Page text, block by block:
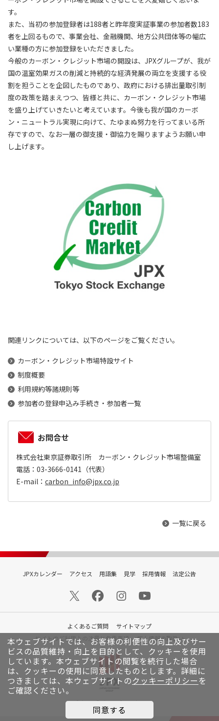
本ウェブサイトでは、お客様の利便性の向上及びサー
ビスの品質維持・向上を目的として、クッキーを使用
しています。 本ウェブサイトの閲覧を続行した場合
は、クッキーの使用に同意したものとします。詳細に
つきましては、本ウェブサイトのクッキーポリシー を
ご確認ください。
同意する
す。
また、当初の参加登録者は188者と昨年度実証事業の参加者数183
者を上回るもので、事業会社、金融機関、地方公共団体等の幅広
い業種の方に参加登録をいただきました。
今般のカーボン・クレジット市場の開設は、JPXグループが、我が
国の温室効果ガスの削減と持続的な経済発展の両立を支援する役
割を担うことを企図したものであり、政府における排出量取引制
度の政策を踏まえつつ、皆様と共に、カーボン・クレジット市場
を盛り上げていきたいと考えています。今後も我が国のカーボ
ン・ニュートラル実現に向けて、たゆまぬ努力を行ってまいる所
存ですので、なお一層の御支援・御協力を賜りますようお願い申
し上げます。
関連リンクについては、以下のページをご覧ください。
カーボン・クレジット市場特設サイト
制度概要
利用規約等諸規則等
参加者の登録申込み手続き・参加者一覧
お問合せ
株式会社東京証券取引所 カーボン・クレジット市場整備室
電話：03-3666-0141（代表）
E-mail： carbon_info@jpx.co.jp
一覧に戻る
JPXカレンダー アクセス 用語集 見学 採用情報 法定公告
よくあるご質問
サイトマップ
サイトのご利用上の注意と免責事項
個人情報の取扱い
© Japan Exchange Group, Inc.